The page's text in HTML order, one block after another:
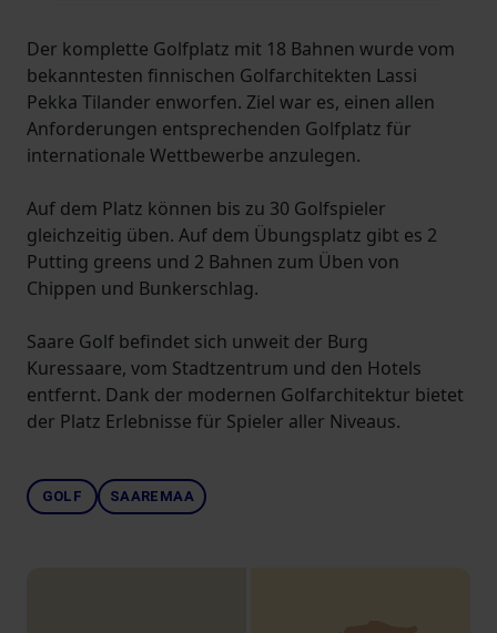
Der komplette Golfplatz mit 18 Bahnen wurde vom
bekanntesten finnischen Golfarchitekten Lassi
Pekka Tilander enworfen. Ziel war es, einen allen
Anforderungen entsprechenden Golfplatz für
internationale Wettbewerbe anzulegen.
Auf dem Platz können bis zu 30 Golfspieler
gleichzeitig üben. Auf dem Übungsplatz gibt es 2
Putting greens und 2 Bahnen zum Üben von
Chippen und Bunkerschlag.
Saare Golf befindet sich unweit der Burg
Kuressaare, vom Stadtzentrum und den Hotels
entfernt. Dank der modernen Golfarchitektur bietet
der Platz Erlebnisse für Spieler aller Niveaus.
GOLF SAAREMAA